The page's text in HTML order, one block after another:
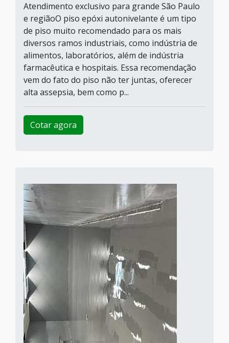
Atendimento exclusivo para grande São Paulo
e regiãoO piso epóxi autonivelante é um tipo
de piso muito recomendado para os mais
diversos ramos industriais, como indústria de
alimentos, laboratórios, além de indústria
farmacêutica e hospitais. Essa recomendação
vem do fato do piso não ter juntas, oferecer
alta assepsia, bem como p...
Cotar agora